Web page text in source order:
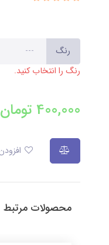
رنگ
رنگ را انتخاب کنید.
400,000 تومان
محصولات مرتبط